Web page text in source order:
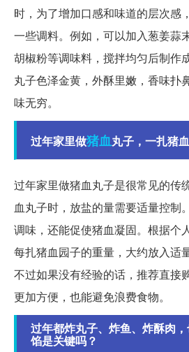
时，为了增加口感和味道的层次感
一些调料。例如，可以加入葱姜蒜
胡椒粉等调味料，搅拌均匀后制作
丸子色泽金黄，外酥里嫩，香味扑
味无穷。
过年家里做猪血丸子，一扎猪
过年家里做猪血丸子是很常见的传
血丸子时，放盐的量需要适量控制
调味，还能促使猪血凝固。根据个
每扎猪血园子的重量，大约放入适
不过如果没有经验的话，推荐直接
更加方便，也能避免浪费食物。
过年都炸丸子、炸鱼、炸酥肉
馅是关键吗？